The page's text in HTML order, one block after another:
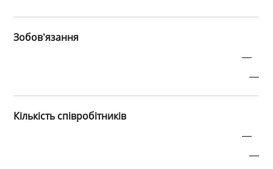
Зобов’язання
—
—
Кількість співробітників
—
—